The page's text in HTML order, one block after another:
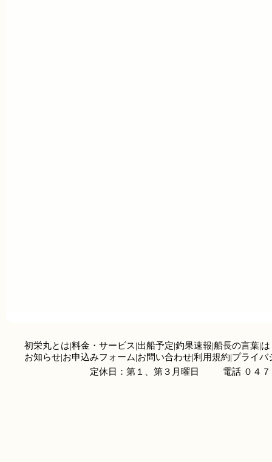
初栄丸とは|料金・サービス|出船予定|釣果速報|船長の言葉|
お知らせ|お申込みフォーム|お問い合わせ|利用規約|プライバ
定休日：第１、第３月曜日
電話 ０４